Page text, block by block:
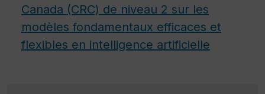
Canada (CRC) de niveau 2 sur les
modèles fondamentaux efficaces et
flexibles en intelligence artificielle